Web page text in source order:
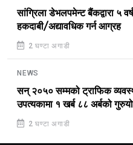
सांग्रिला डेभलपमेन्ट बैंकद्वारा ५
हकदाबी/अद्यावधिक गर्न आग्रह
2 घण्टा अगाडी
NEWS
सन् २०५० सम्मको ट्राफिक
उपत्यकामा १ खर्ब ८८ अर्बको
2 घण्टा अगाडी